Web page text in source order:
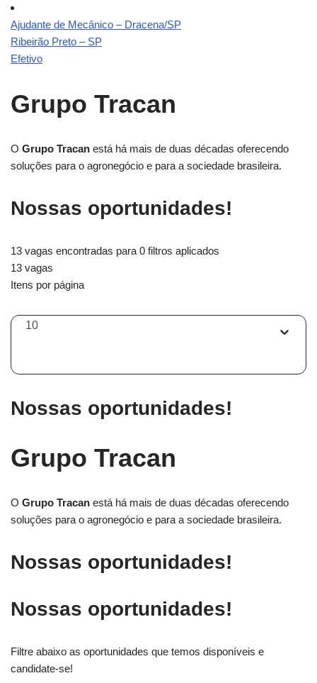
Ajudante de Mecânico – Dracena/SP
Ribeirão Preto – SP
Efetivo
Grupo Tracan
O Grupo Tracan está há mais de duas décadas oferecendo
soluções para o agronegócio e para a sociedade brasileira.
Nossas oportunidades!
13 vagas encontradas para 0 filtros aplicados
13 vagas
Itens por página
10
Nossas oportunidades!
Grupo Tracan
O Grupo Tracan está há mais de duas décadas oferecendo
soluções para o agronegócio e para a sociedade brasileira.
Nossas oportunidades!
Nossas oportunidades!
Filtre abaixo as oportunidades que temos disponíveis e
candidate-se!